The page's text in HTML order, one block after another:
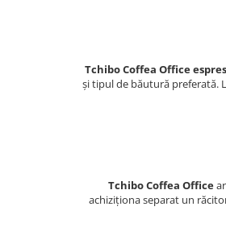
Tchibo Coffea Office
și tipul de băutură preferată.
Tchibo Coffea Office
achiziționa separat un